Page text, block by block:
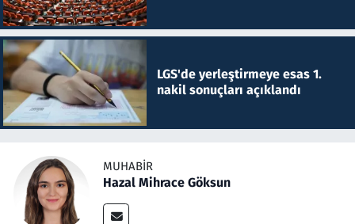
LGS'de yerleştirmeye esas 1.
nakil sonuçları açıklandı
MUHABIR
Hazal Mihrace Göksun